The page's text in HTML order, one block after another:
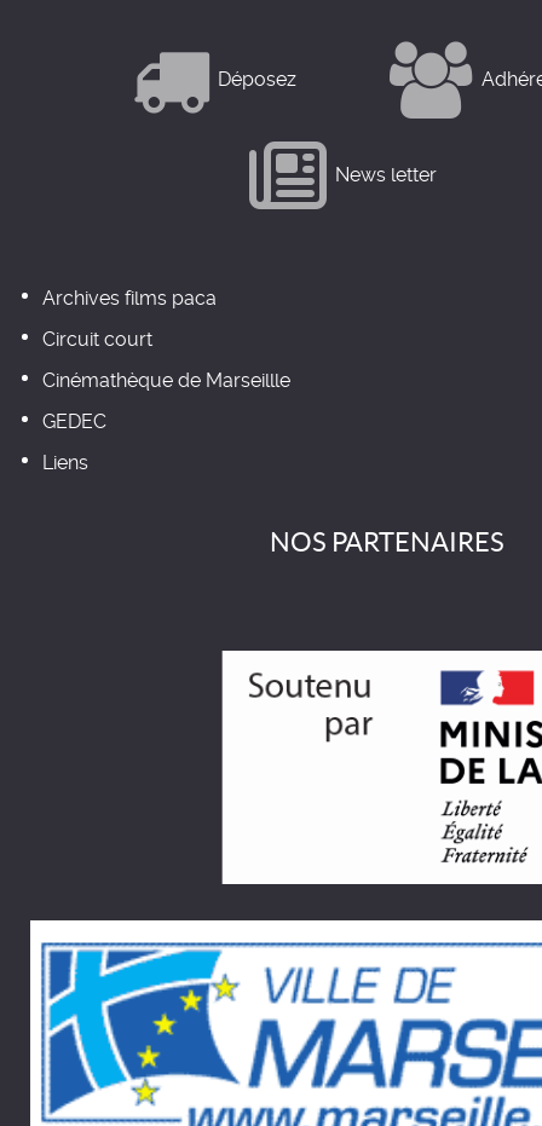
Déposez
News letter
Archives films paca
Circuit court
Cinémathèque de Marseillle
GEDEC
Liens
NOS PARTENAIRES